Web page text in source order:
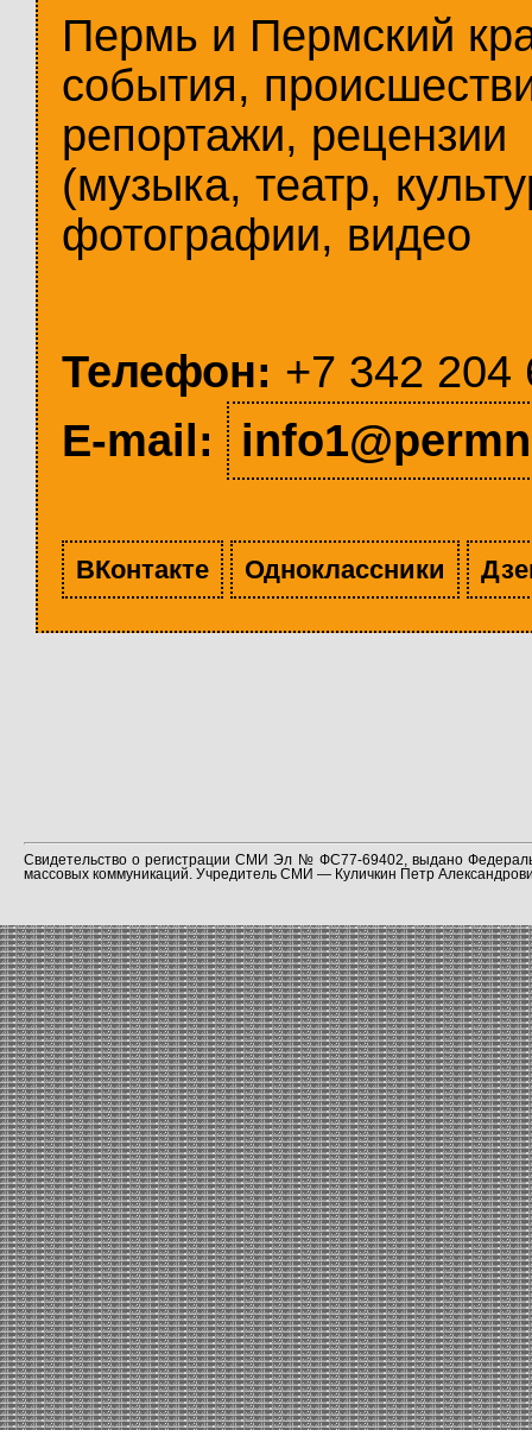
Пермь и Пермский
события,
репортажи, рецензии
(музыка, театр,
фотографии, видео
Телефон: +7 342 204
E-mail:
ВКонтакте Одноклассники
Свидетельство о регистрации СМИ Эл № ФС77-69402, выдано
массовых коммуникаций. Учредитель СМИ — Куличкин Петр